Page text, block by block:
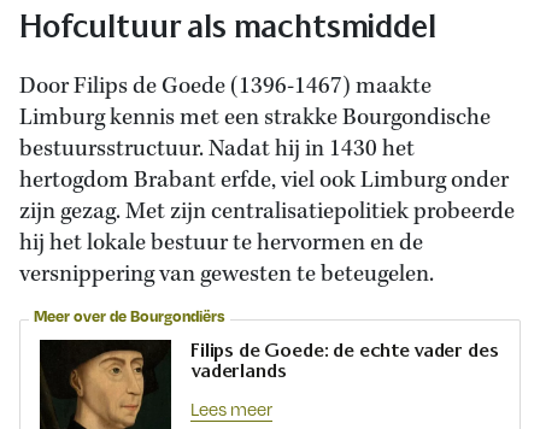
Hofcultuur als machtsmiddel
Door Filips de Goede (1396-1467) maakte
Limburg kennis met een strakke Bourgondische
bestuursstructuur. Nadat hij in 1430 het
hertogdom Brabant erfde, viel ook Limburg onder
zijn gezag. Met zijn centralisatiepolitiek probeerde
hij het lokale bestuur te hervormen en de
versnippering van gewesten te beteugelen.
Meer over de Bourgondiërs
Filips de Goede: de echte vader des
vaderlands
Lees meer